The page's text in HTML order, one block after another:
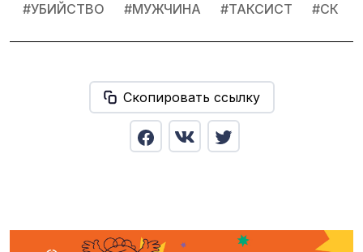
#УБИЙСТВО #МУЖЧИНА #ТАКСИСТ #СК
Скопировать ссылку